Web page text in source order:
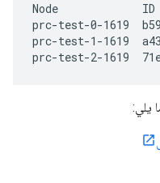
Node
prc-test-0-1619
prc-test-1-1619
prc-test-2-1619
يلي: